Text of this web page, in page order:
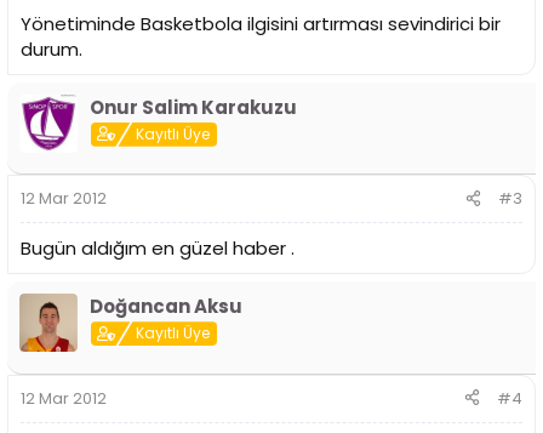
Yönetiminde Basketbola ilgisini artırması sevindirici bir
durum.
Onur Salim Karakuzu
Kayıtlı Üye
12 Mar 2012 #3
Bugün aldığım en güzel haber .
Doğancan Aksu
Kayıtlı Üye
12 Mar 2012 #4